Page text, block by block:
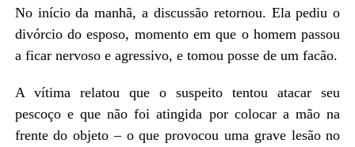
No início da manhã, a discussão retornou. Ela pediu o
divórcio do esposo, momento em que o homem passou
a ficar nervoso e agressivo, e tomou posse de um facão.
A vítima relatou que o suspeito tentou atacar seu
pescoço e que não foi atingida por colocar a mão na
frente do objeto – o que provocou uma grave lesão no